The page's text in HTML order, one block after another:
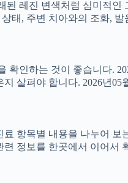
레진 변색처럼 심미적
태, 주변 치아와의 조화,
인하는 것이 좋습니다.
살펴야 합니다. 2026년05
항목별 내용을 나누어 보
정보를 한곳에서 이어서